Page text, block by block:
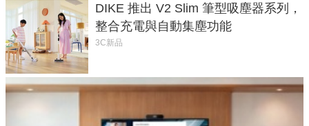
DIKE 推出 V2 Slim 筆型吸塵器系列，
整合充電與自動集塵功能
3C新品